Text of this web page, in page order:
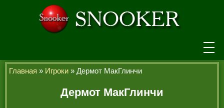
НОВОСТИ
ТУРНИРЫ
Главная » Игроки » Дермот МакГлинчи
Дермот МакГлинчи